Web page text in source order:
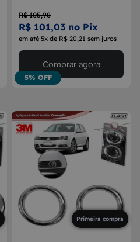
R$ 105,98
R$ 101,03 no Pix
em até 5x de R$ 20,21 sem juros
5% OFF
Comprar agora
Primeira compra